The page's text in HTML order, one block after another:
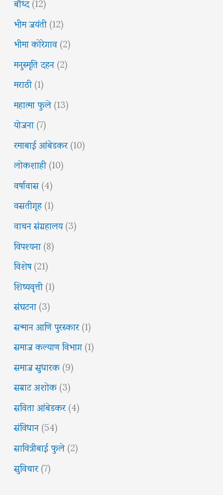
भीम जयंती(12)
भीमा कोरेगाव(2)
मनुस्मृति दहन(2)
मराठी(1)
महात्मा फुले(13)
योजना(7)
रमाबाई आंबेडकर(10)
लोकशाही(10)
वर्षावास(4)
वसतीगृह(1)
वाचन संग्रहालय(3)
विपश्यना(8)
विशेष(21)
शिष्यवृत्ती(1)
संघटना(3)
सन्मान आणि पुरस्कार(1)
समाज कल्याण विभाग(1)
समाज सुधारक(9)
सम्राट अशोक(3)
सविता आंबेडकर(4)
संविधान(54)
सावित्रीबाई फुले(2)
सुविचार(7)